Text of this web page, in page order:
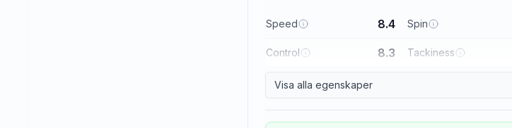
Speed 8.4 Spin
Control 8.3 Tackiness
Visa alla egenskaper